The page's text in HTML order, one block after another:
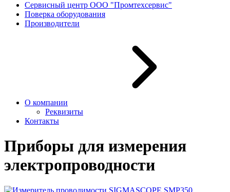
Сервисный центр ООО "Промтехсервис"
Поверка оборудования
Производители
О компании
Реквизиты
Контакты
Приборы для измерения
электропроводности